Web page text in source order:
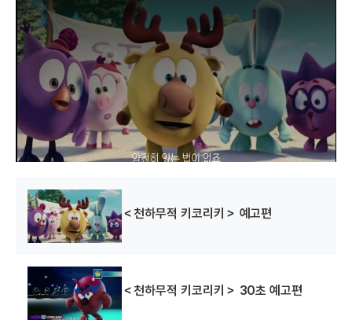
s
s
a
m
o
d
a
.
＜천하무적 키코리키＞ 예고편
＜천하무적 키코리키＞ 30초 예고편